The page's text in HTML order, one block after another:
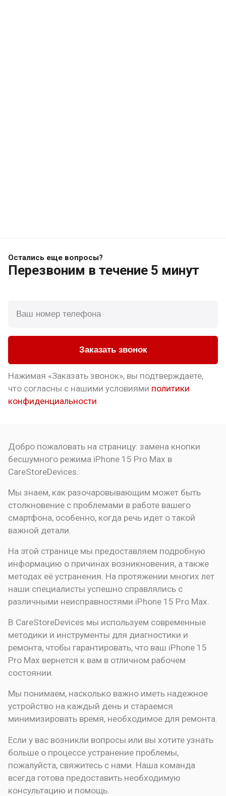
Остались еще вопросы?
Перезвоним в течение 5 минут
Заказать звонок
Нажимая «Заказать звонок», вы подтверждаете,
что согласны с нашими условиями политики
конфиденциальности
Добро пожаловать на страницу:замена кнопки
бесшумного режима iPhone 15 Pro Max в
CareStoreDevices.
Мы знаем, как разочаровывающим может быть
столкновение с проблемами в работе вашего
смартфона, особенно, когда речь идет о такой
важной детали.
На этой странице мы предоставляем подробную
информацию о причинах возникновения, а также
методах её устранения. На протяжении многих лет
наши специалисты успешно справлялись с
различными неисправностями iPhone 15 Pro Max.
В CareStoreDevices мы используем современные
методики и инструменты для диагностики и
ремонта, чтобы гарантировать, что ваш iPhone 15
Pro Max вернется к вам в отличном рабочем
состоянии.
Мы понимаем, насколько важно иметь надежное
устройство на каждый день и стараемся
минимизировать время, необходимое для ремонта.
Если у вас возникли вопросы или вы хотите узнать
больше о процессе устранение проблемы,
пожалуйста, свяжитесь с нами. Наша команда
всегда готова предоставить необходимую
консультацию и помощь.